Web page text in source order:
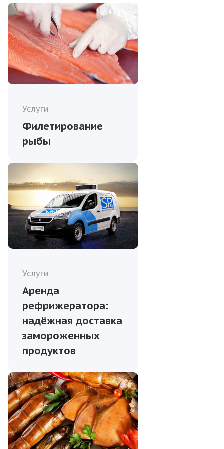
Услуги
Филетирование
рыбы
Услуги
Аренда
рефрижератора:
надёжная доставка
замороженных
продуктов